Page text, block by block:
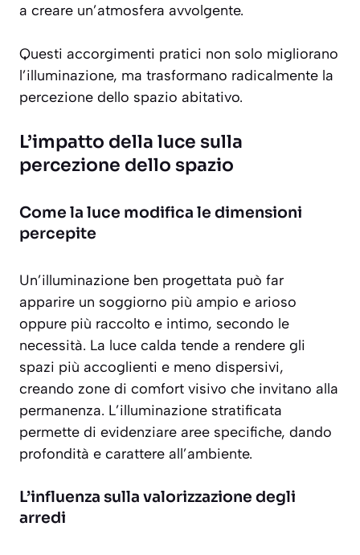
a creare un’atmosfera avvolgente.
Questi accorgimenti pratici non solo migliorano
l’illuminazione, ma trasformano radicalmente la
percezione dello spazio abitativo.
L’impatto della luce sulla
percezione dello spazio
Come la luce modifica le dimensioni
percepite
Un’illuminazione ben progettata può far
apparire un soggiorno più ampio e arioso
oppure più raccolto e intimo, secondo le
necessità. La luce calda tende a rendere gli
spazi più accoglienti e meno dispersivi,
creando zone di comfort visivo che invitano alla
permanenza. L’illuminazione stratificata
permette di evidenziare aree specifiche, dando
profondità e carattere all’ambiente.
L’influenza sulla valorizzazione degli
arredi